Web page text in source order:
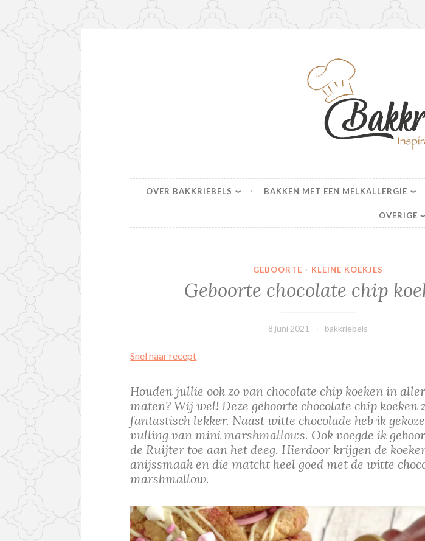
Bakkriebels
OVER BAKKRIEBELS BAKKEN MET EEN MELKALLERGIE
OVERIGE
GEBOORTE · KLEINE KOEKJES
Geboorte chocolate chip
8 juni 2021 bakkriebels
Snel naar recept
Houden jullie ook zo van chocolate chip koeken in
maten? Wij wel! Deze geboorte chocolate chip koeken
fantastisch lekker. Naast witte chocolade heb ik
vulling van mini marshmallows. Ook voegde ik
de Ruijter toe aan het deeg. Hierdoor krijgen de
anijssmaak en die matcht heel goed met de witte
marshmallow.